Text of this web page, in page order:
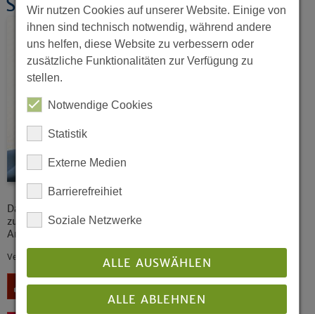
Stichwort Kopftuch
Das Kopftuch muslimischer Frauen gibt immer wieder Anlass
zu Nachfragen und Diskussionen. Diese Information gibt
Antworten zu den wichtigsten Aspekten des Themas.
Veröffentlicht: 09/2016
Download
Wir nutzen Cookies auf unserer Website. Einige von
ihnen sind technisch notwendig, während andere
uns helfen, diese Website zu verbessern oder
zusätzliche Funktionalitäten zur Verfügung zu
stellen.
Notwendige Cookies
Statistik
Externe Medien
Barrierefreihiet
Soziale Netzwerke
ALLE AUSWÄHLEN
ALLE ABLEHNEN